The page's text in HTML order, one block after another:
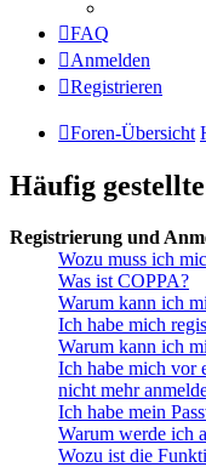
FAQ
Anmelden
Registrieren
Foren-Übersicht
Häufig
Registrierung und
Wozu muss ich
Was ist COPPA?
Warum kann ich
Ich habe mich
Warum kann ich
Ich habe mich vor
nicht mehr
Ich habe mein
Warum werde ich
Wozu ist die